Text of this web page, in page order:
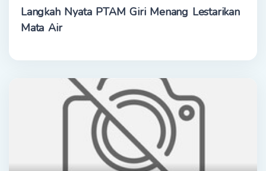
Langkah Nyata PTAM Giri Menang Lestarikan
Mata Air